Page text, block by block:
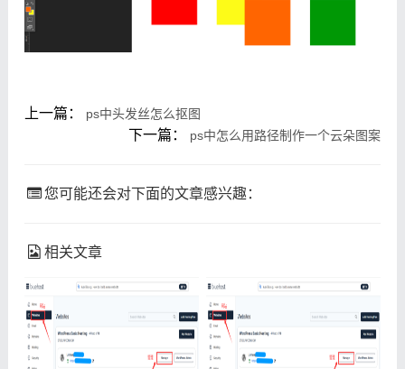
上一篇： ps中头发丝怎么抠图
下一篇： ps中怎么用路径制作一个云朵图案
您可能还会对下面的文章感兴趣：
相关文章